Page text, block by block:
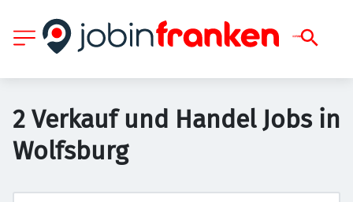
2 Verkauf und Handel Jobs in
Wolfsburg